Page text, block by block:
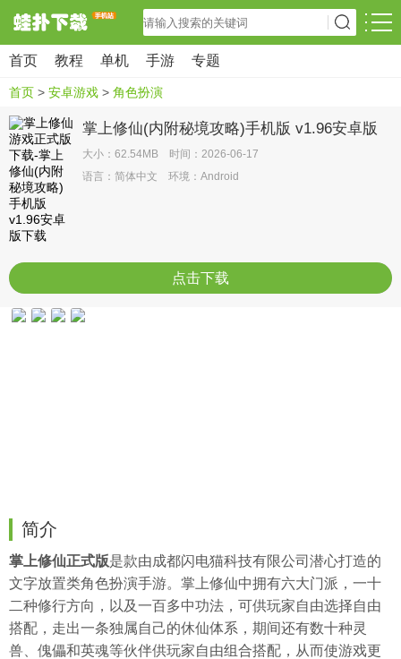
首页 教程 单机 手游 专题
首页 > 安卓游戏 > 角色扮演
掌上修仙(内附秘境攻略)手机版 v1.96安卓版
大小：62.54MB 时间：2026-06-17
语言：简体中文 环境：Android
点击下载
简介
掌上修仙正式版是款由成都闪电猫科技有限公司潜心打造的
文字放置类角色扮演手游。掌上修仙中拥有六大门派，一十
二种修行方向，以及一百多中功法，可供玩家自由选择自由
搭配，走出一条独属自己的休仙体系，期间还有数十种灵
兽、傀儡和英魂等伙伴供玩家自由组合搭配，从而使游戏更